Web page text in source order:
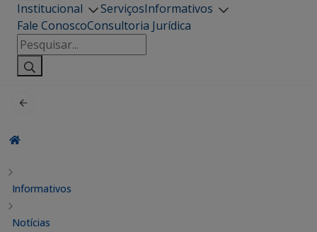
Institucional ServiçosInformativos
Fale ConoscoConsultoria Jurídica
Pesquisar
por:
Informativos
Notícias